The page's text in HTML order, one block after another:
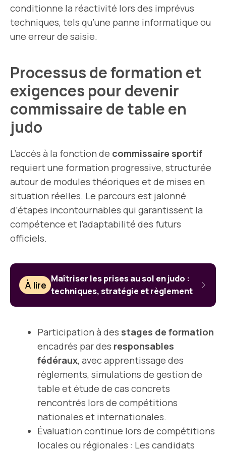
conditionne la réactivité lors des imprévus
techniques, tels qu’une panne informatique ou
une erreur de saisie.
Processus de formation et
exigences pour devenir
commissaire de table en
judo
L’accès à la fonction de commissaire sportif
requiert une formation progressive, structurée
autour de modules théoriques et de mises en
situation réelles. Le parcours est jalonné
d’étapes incontournables qui garantissent la
compétence et l’adaptabilité des futurs
officiels.
À lire
Maîtriser les prises au sol en judo :
techniques, stratégie et règlement
Participation à des stages de formation
encadrés par des responsables
fédéraux, avec apprentissage des
règlements, simulations de gestion de
table et étude de cas concrets
rencontrés lors de compétitions
nationales et internationales.
Évaluation continue lors de compétitions
locales ou régionales : Les candidats